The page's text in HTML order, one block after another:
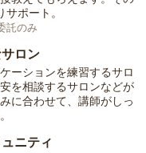
ポート。
託のみ
ロン
ーションを練習するサロ
を相談するサロンなどが
に合わせて、講師がしっ
ニティ